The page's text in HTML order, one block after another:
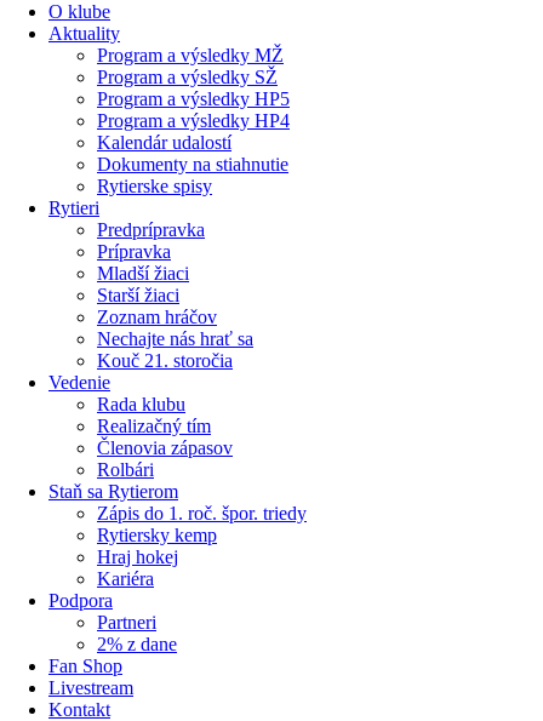
O klube
Aktuality
Program a výsledky MŽ
Program a výsledky SŽ
Program a výsledky HP5
Program a výsledky HP4
Kalendár udalostí
Dokumenty na stiahnutie
Rytierske spisy
Rytieri
Predprípravka
Prípravka
Mladší žiaci
Starší žiaci
Zoznam hráčov
Nechajte nás hrať sa
Kouč 21. storočia
Vedenie
Rada klubu
Realizačný tím
Členovia zápasov
Rolbári
Staň sa Rytierom
Zápis do 1. roč. špor. triedy
Rytiersky kemp
Hraj hokej
Kariéra
Podpora
Partneri
2% z dane
Fan Shop
Livestream
Kontakt